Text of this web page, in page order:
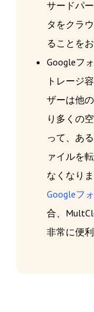
サードパ
タをクラ
ることを
Googleフ
トレージ
ザーは他
り多くの
って、あ
ァイルを
なくなり
Googleフ
合、
非常に便利